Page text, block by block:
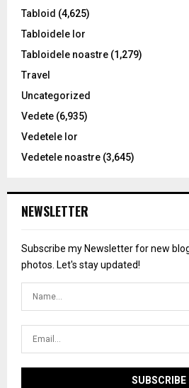
Tabloid (4,625)
Tabloidele lor
Tabloidele noastre (1,279)
Travel
Uncategorized
Vedete (6,935)
Vedetele lor
Vedetele noastre (3,645)
NEWSLETTER
Subscribe my Newsletter for new
photos. Let's stay updated!